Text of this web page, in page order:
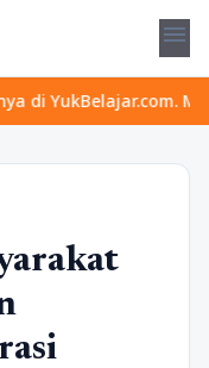
menu
Mulai